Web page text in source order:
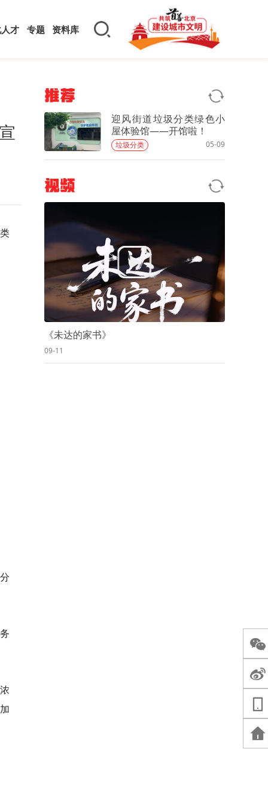
才 专题 资料库
推荐
迎风街道垃圾分类绿色小
屋体验馆——开馆啦！
垃圾分类 05-09
视频
《未达的家书》
09-11